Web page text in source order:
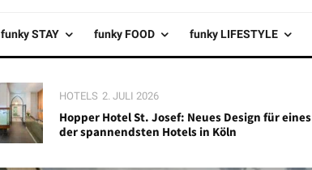
funky STAY funky FOOD funky LIFESTYLE
HOTELS 2. JULI 2026
Hopper Hotel St. Josef: Neues Design für eines
der spannendsten Hotels in Köln